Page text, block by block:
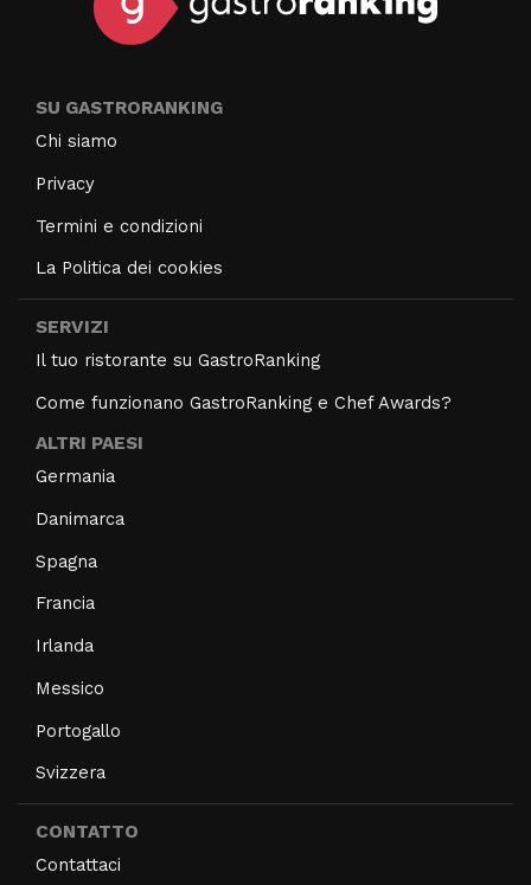
SU GASTRORANKING
Chi siamo
Privacy
Termini e condizioni
La Politica dei cookies
SERVIZI
Il tuo ristorante su GastroRanking
Come funzionano GastroRanking e Chef Awards?
ALTRI PAESI
Germania
Danimarca
Spagna
Francia
Irlanda
Messico
Portogallo
Svizzera
CONTATTO
Contattaci